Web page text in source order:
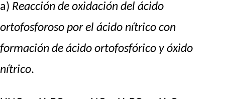
a) Reacción de oxidación del ácido
ortofosforoso por el ácido nítrico con
formación de ácido ortofosfórico y óxido
nítrico.